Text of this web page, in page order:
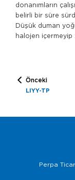
donanımların
belirli bir süre
Düşük duman
halojen içermeyip
Önceki
LIYY-TP
Perpa